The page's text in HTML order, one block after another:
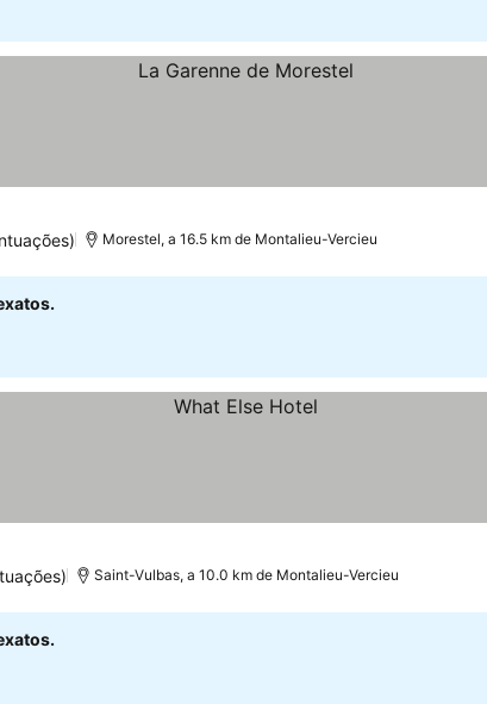
Morestel, a 16.5 km de Montalieu-Vercieu
Saint-Vulbas, a 10.0 km de Montalieu-Vercieu